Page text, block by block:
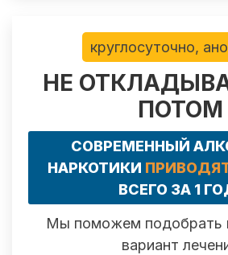
круглосуточно,
НЕ
ПОТОМ
СОВРЕМЕННЫЙ
НАРКОТИКИ
ВСЕГО ЗА 1
Мы поможем подобрать
вариант